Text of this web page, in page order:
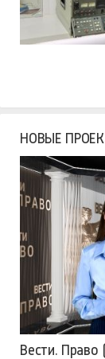
НОВЫЕ
Вести. Право